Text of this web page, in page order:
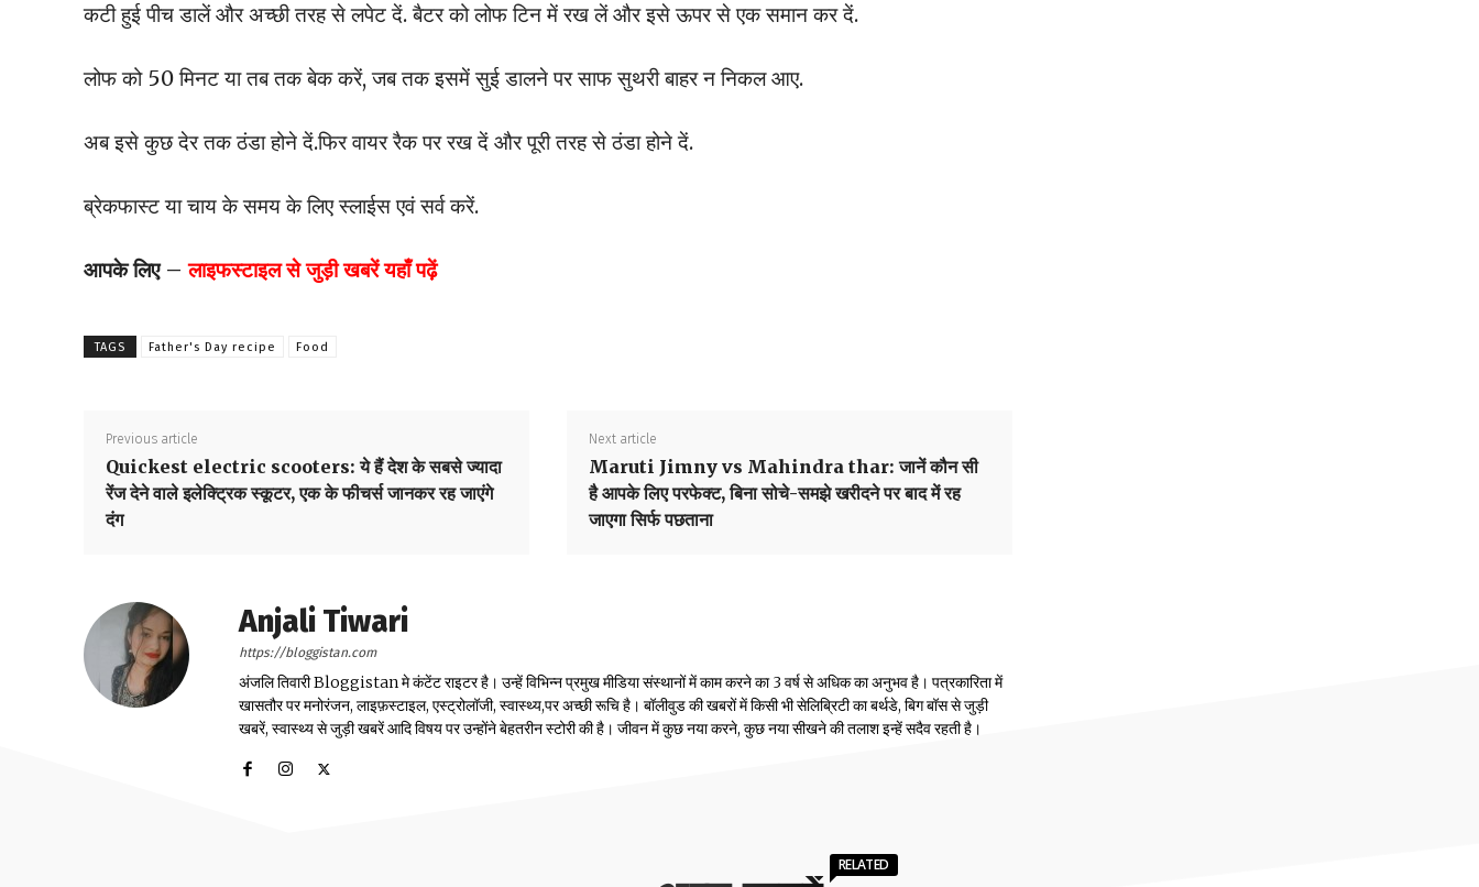
कटी हुई पीच डालें और अच्छी तरह से लपेट दें. बैटर को लोफ टिन में रख लें और इसे ऊपर से एक समान कर दें.
लोफ को 50 मिनट या तब तक बेक करें, जब तक इसमें सुई डालने पर साफ सुथरी बाहर न निकल आए.
अब इसे कुछ देर तक ठंडा होने दें.फिर वायर रैक पर रख दें और पूरी तरह से ठंडा होने दें.
ब्रेकफास्ट या चाय के समय के लिए स्लाईस एवं सर्व करें.
आपके लिए –लाइफस्टाइल से जुड़ी खबरें यहाँ पढ़ें
TAGS Father's Day recipe Food
Previous article
Quickest electric scooters: ये हैं देश के सबसे ज्यादा
रेंज देने वाले इलेक्ट्रिक स्कूटर, एक के फीचर्स जानकर रह जाएंगे
दंग
Next article
Maruti Jimny vs Mahindra thar: जानें कौन सी
है आपके लिए परफेक्ट, बिना सोचे-समझे खरीदने पर बाद में रह
जाएगा सिर्फ पछताना
Anjali Tiwari
https://bloggistan.com
अंजलि तिवारी Bloggistan मे कंटेंट राइटर है। उन्हें विभिन्न प्रमुख मीडिया संस्थानों में काम करने का 3 वर्ष से अधिक का अनुभव है। पत्रकारिता में
खासतौर पर मनोरंजन, लाइफ़स्टाइल, एस्ट्रोलॉजी, स्वास्थ्य,पर अच्छी रूचि है। बॉलीवुड की खबरों में किसी भी सेलिब्रिटी का बर्थडे, बिग बॉस से जुड़ी
खबरें, स्वास्थ्य से जुड़ी खबरें आदि विषय पर उन्होंने बेहतरीन स्टोरी की है। जीवन में कुछ नया करने, कुछ नया सीखने की तलाश इन्हें सदैव रहती है।
RELATED